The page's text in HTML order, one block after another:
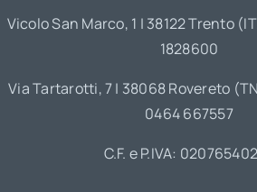
Vicolo San Marco, 1 | 38122 Trento
1828600
Via Tartarotti, 7 | 38068 Rovereto
0464 667557
C.F. e P.IVA: